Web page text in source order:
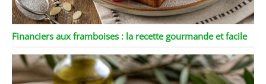
Financiers aux framboises : la recette gourmande et facile